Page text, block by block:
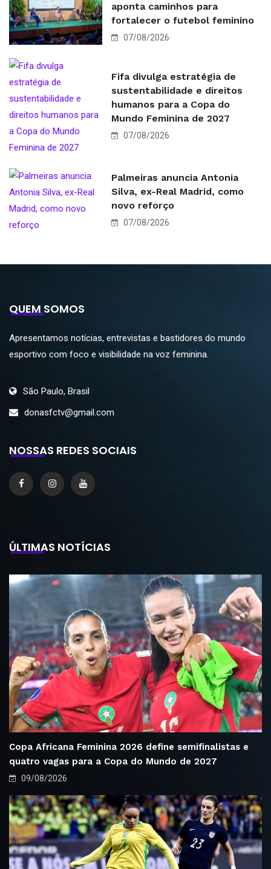
aponta caminhos para
fortalecer o futebol feminino
07/08/2026
Fifa divulga estratégia de
sustentabilidade e direitos
humanos para a Copa do
Mundo Feminina de 2027
07/08/2026
Palmeiras anuncia Antonia
Silva, ex-Real Madrid, como
novo reforço
07/08/2026
QUEM SOMOS
Apresentamos notícias, entrevistas e bastidores do mundo
esportivo com foco e visibilidade na voz feminina.
São Paulo, Brasil
donasfctv@gmail.com
NOSSAS REDES SOCIAIS
ÚLTIMAS NOTÍCIAS
Copa Africana Feminina 2026 define semifinalistas e
quatro vagas para a Copa do Mundo de 2027
09/08/2026